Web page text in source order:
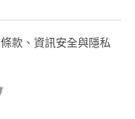
款、資訊安全與隱私